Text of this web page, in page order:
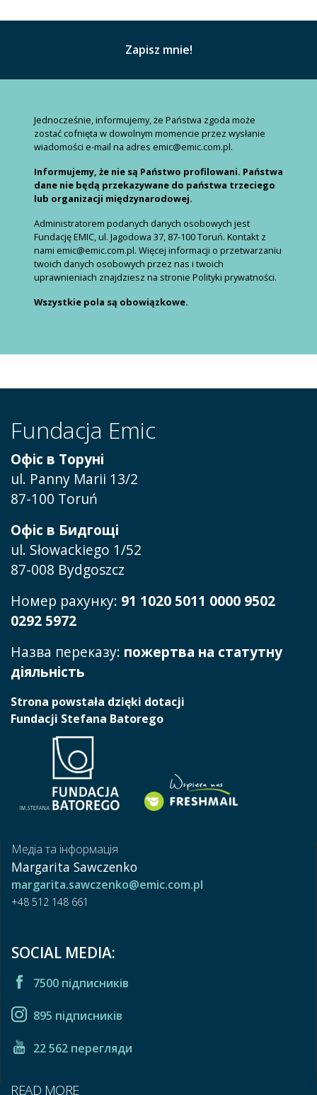
Jednocześnie, informujemy, że Państwa zgoda może
zostać cofnięta w dowolnym momencie przez wysłanie
wiadomości e-mail na adres emic@emic.com.pl.
Informujemy, że nie są Państwo profilowani. Państwa
dane nie będą przekazywane do państwa trzeciego
lub organizacji międzynarodowej.
Administratorem podanych danych osobowych jest
Fundację EMIC, ul. Jagodowa 37, 87-100 Toruń. Kontakt z
nami emic@emic.com.pl. Więcej informacji o przetwarzaniu
twoich danych osobowych przez nas i twoich
uprawnieniach znajdziesz na stronie Polityki prywatności.
Wszystkie pola są obowiązkowe.
Fundacja Emic
Офіс в Торуні
ul. Panny Marii 13/2
87-100 Toruń
Офіс в Бидгощі
ul. Słowackiego 1/52
87-008 Bydgoszcz
Номер рахунку: 91 1020 5011 0000 9502
0292 5972
Назва переказу: пожертва на статутну
діяльність
Strona powstała dzięki dotacji
Fundacji Stefana Batorego
Медіа та інформація
Margarita Sawczenko
margarita.sawczenko@emic.com.pl
+48 512 148 661
SOCIAL MEDIA:
7500 підписників
895 підписників
22 562 перегляди
READ MORE